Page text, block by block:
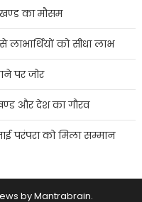
का मौसम
लाभार्थियों को सीधा लाभ
पर जोर
और देश का गौरव
परंपरा को मिला सम्मान
byMantrabrain.